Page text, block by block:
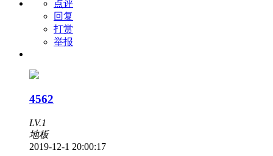
点评
回复
打赏
举报
4562
LV.1
地板
2019-12-1 20:00:17